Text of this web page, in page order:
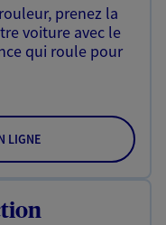
prenez la
voiture avec le
qui roule pour
LIGNE